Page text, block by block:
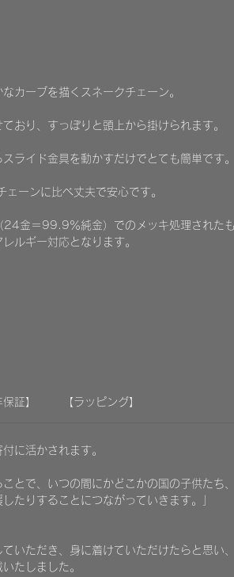
カーブを描くスネークチェーン。
おり、すっぽりと頭上から掛けられます。
ライド金具を動かすだけでとても簡単です。
ーンに比べ丈夫で安心です。
24金＝99.9％純金）でのメッキ処理された
ルギー対応となります。
保証】 【ラッピング】
に活かされます。
ことで、いつの間にかどこかの国の子供たち
たりすることにつながっていきます。」
いただき、身に着けていただけたらと思い
たしました。